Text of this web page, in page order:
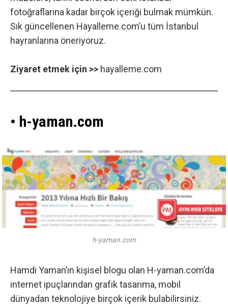
fotoğraflarına kadar birçok içeriği bulmak mümkün.
Sık güncellenen Hayalleme.com’u tüm İstanbul
hayranlarına öneriyoruz.
Ziyaret etmek için >> hayalleme.com
• h-yaman.com
h-yaman.com
Hamdi Yaman’ın kişisel blogu olan H-yaman.com’da
internet ipuçlarından grafik tasarıma, mobil
dünyadan teknolojiye birçok içerik bulabilirsiniz.